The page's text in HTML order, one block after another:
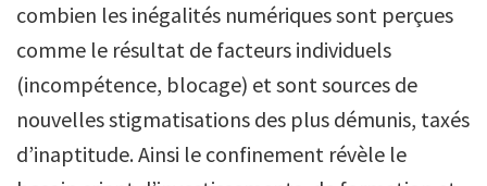
combien les inégalités numériques sont perçues
comme le résultat de facteurs individuels
(incompétence, blocage) et sont sources de
nouvelles stigmatisations des plus démunis, taxés
d’inaptitude. Ainsi le confinement révèle le